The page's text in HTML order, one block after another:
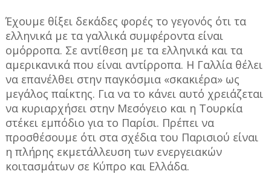
Έχουμε θίξει δεκάδες φορές το γεγονός ότι τα
ελληνικά με τα γαλλικά συμφέροντα είναι
ομόρροπα. Σε αντίθεση με τα ελληνικά και τα
αμερικανικά που είναι αντίρροπα. Η Γαλλία θέλει
να επανέλθει στην παγκόσμια «σκακιέρα» ως
μεγάλος παίκτης. Για να το κάνει αυτό χρειάζεται
να κυριαρχήσει στην Μεσόγειο και η Τουρκία
στέκει εμπόδιο για το Παρίσι. Πρέπει να
προσθέσουμε ότι στα σχέδια του Παρισιού είναι
η πλήρης εκμετάλλευση των ενεργειακών
κοιτασμάτων σε Κύπρο και Ελλάδα.